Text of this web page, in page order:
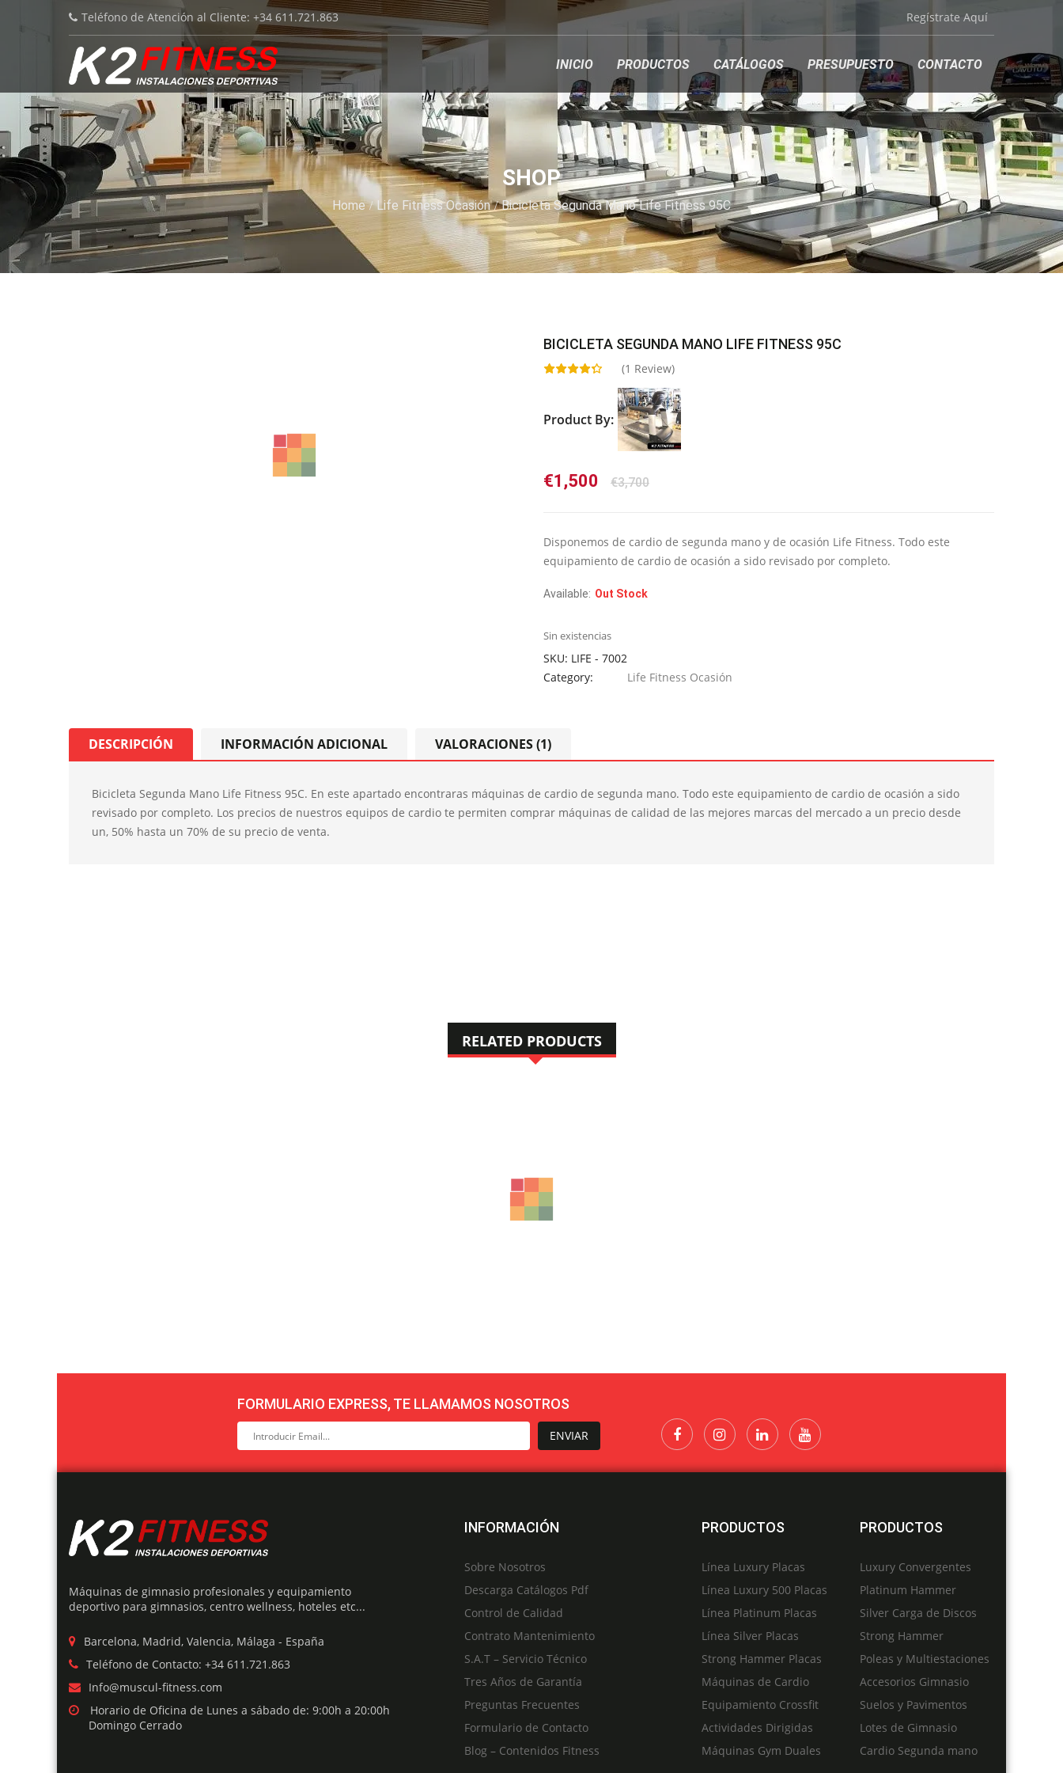
Teléfono de Atención al Cliente: +34 611.721.863 Regístrate Aquí
INICIO PRODUCTOS CATÁLOGOS PRESUPUESTO CONTACTO
SHOP
Home Life Fitness Ocasión Bicicleta Segunda Mano Life Fitness 95C
BICICLETA SEGUNDA MANO LIFE FITNESS 95C
(1 Review)
Product By:
€3,700El
era:
€3,700.
€1,500
El
es:
€1,500.
Disponemos de cardio de segunda mano y de ocasión Life Fitness. Todo este
equipamiento de cardio de ocasión a sido revisado por completo.
Available: Out Stock
Sin existencias
SKU: LIFE - 7002
Category:
Life Fitness Ocasión
DESCRIPCIÓN INFORMACIÓN ADICIONAL VALORACIONES (1)
Bicicleta Segunda Mano Life Fitness 95C. En este apartado encontraras máquinas de cardio de segunda mano. Todo este equipamiento de cardio de ocasión a sido
revisado por completo. Los precios de nuestros equipos de cardio te permiten comprar máquinas de calidad de las mejores marcas del mercado a un precio desde
un, 50% hasta un 70% de su precio de venta.
RELATED PRODUCTS
FORMULARIO EXPRESS, TE LLAMAMOS NOSOTROS
ENVIAR
Máquinas de gimnasio profesionales y equipamiento
deportivo para gimnasios, centro wellness, hoteles etc...
Barcelona, Madrid, Valencia, Málaga - España
Teléfono de Contacto: +34 611.721.863
Info@muscul-fitness.com
Horario de Oficina de Lunes a sábado de: 9:00h a 20:00h
Domingo Cerrado
INFORMACIÓN
Sobre Nosotros
Descarga Catálogos Pdf
Control de Calidad
Contrato Mantenimiento
S.A.T – Servicio Técnico
Tres Años de Garantía
Preguntas Frecuentes
Formulario de Contacto
Blog – Contenidos Fitness
PRODUCTOS
Línea Luxury Placas
Línea Luxury 500 Placas
Línea Platinum Placas
Línea Silver Placas
Strong Hammer Placas
Máquinas de Cardio
Equipamiento Crossfit
Actividades Dirigidas
Máquinas Gym Duales
PRODUCTOS
Luxury Convergentes
Platinum Hammer
Silver Carga de Discos
Strong Hammer
Poleas y Multiestaciones
Accesorios Gimnasio
Suelos y Pavimentos
Lotes de Gimnasio
Cardio Segunda mano